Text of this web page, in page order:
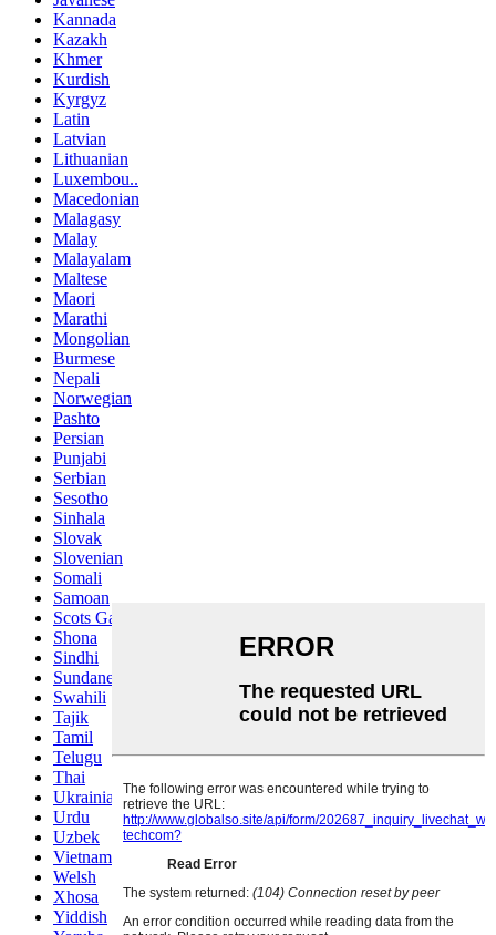
Kannada
Kazakh
Khmer
Kurdish
Kyrgyz
Latin
Latvian
Lithuanian
Luxembou..
Macedonian
Malagasy
Malay
Malayalam
Maltese
Maori
Marathi
Mongolian
Burmese
Nepali
Norwegian
Pashto
Persian
Punjabi
Serbian
Sesotho
Sinhala
Slovak
Slovenian
Somali
Samoan
Scots Gaelic
Shona
Sindhi
Sundanese
Swahili
Tajik
Tamil
Telugu
Thai
Ukrainian
Urdu
Uzbek
Vietnamese
Welsh
Xhosa
Yiddish